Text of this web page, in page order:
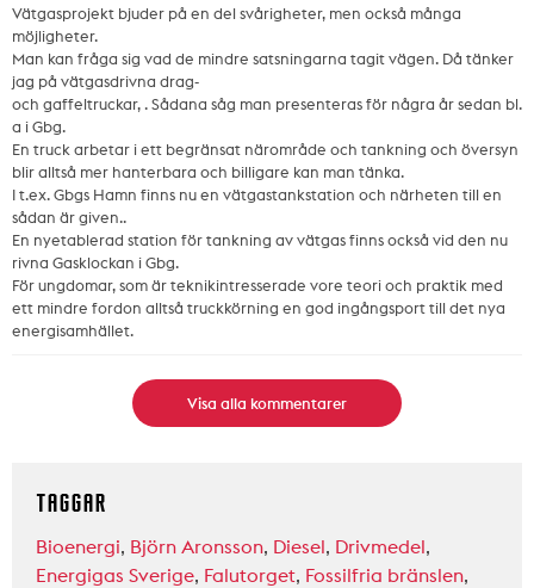
Vätgasprojekt bjuder på en del svårigheter, men också många
möjligheter.
Man kan fråga sig vad de mindre satsningarna tagit vägen. Då tänker
jag på vätgasdrivna drag-
och gaffeltruckar, . Sådana såg man presenteras för några år sedan bl.
a i Gbg.
En truck arbetar i ett begränsat närområde och tankning och översyn
blir alltså mer hanterbara och billigare kan man tänka.
I t.ex. Gbgs Hamn finns nu en vätgastankstation och närheten till en
sådan är given..
En nyetablerad station för tankning av vätgas finns också vid den nu
rivna Gasklockan i Gbg.
För ungdomar, som är teknikintresserade vore teori och praktik med
ett mindre fordon alltså truckkörning en god ingångsport till det nya
energisamhället.
Visa alla kommentarer
TAGGAR
Bioenergi, Björn Aronsson, Diesel, Drivmedel,
Energigas Sverige, Falutorget, Fossilfria bränslen,